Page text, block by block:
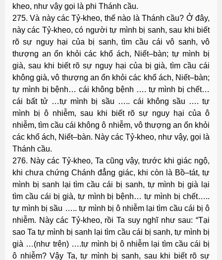
kheo, như vậy gọi là phi Thánh cầu.
275. Và này các Tỷ-kheo, thế nào là Thánh cầu? Ở đây,
này các Tỷ-kheo, có người tự mình bị sanh, sau khi biết
rõ sự nguy hại của bị sanh, tìm cầu cái vô sanh, vô
thượng an ổn khỏi các khổ ách, Niết–bàn; tự mình bị
già, sau khi biết rõ sự nguy hại của bị già, tìm cầu cái
không già, vô thượng an ổn khỏi các khổ ách, Niết–bàn;
tự mình bị bệnh… cái không bệnh …. tự mình bị chết…
cái bất tử …tự mình bị sầu ….. cái không sầu …. tự
mình bị ô nhiễm, sau khi biết rõ sự nguy hại của ô
nhiễm, tìm cầu cái không ô nhiễm, vô thượng an ổn khỏi
các khổ ách, Niết–bàn. Này các Tỷ-kheo, như vậy, gọi là
Thánh cầu.
276. Này các Tỷ-kheo, Ta cũng vậy, trước khi giác ngộ,
khi chưa chứng Chánh đẳng giác, khi còn là Bồ–tát, tự
mình bị sanh lại tìm cầu cái bị sanh, tự mình bị già lại
tìm cầu cái bị già, tự mình bị bệnh… tự mình bị chết…..
tự mình bị sầu ….. tự mình bị ô nhiễm lại tìm cầu cái bị ô
nhiễm. Này các Tỷ-kheo, rồi Ta suy nghĩ như sau: “Tại
sao Ta tự mình bị sanh lại tìm cầu cái bị sanh, tự mình bị
già …(như trên) ….tự mình bị ô nhiễm lại tìm cầu cái bị
ô nhiễm? Vậy Ta, tự mình bị sanh, sau khi biết rõ sự